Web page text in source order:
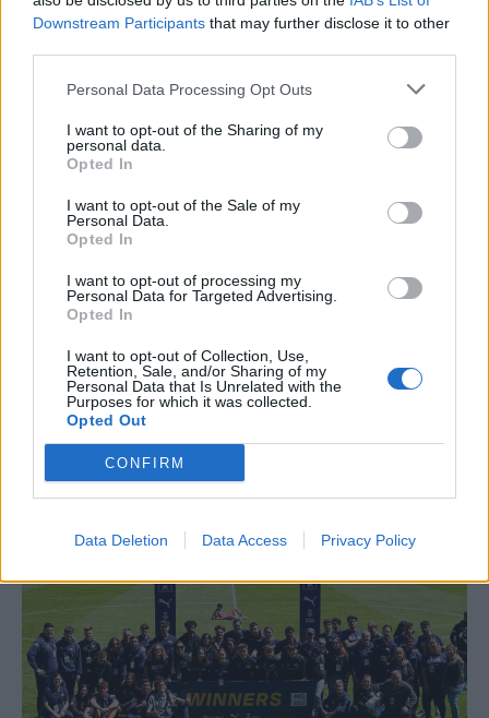
Downstream Participants that may further disclose it to other
Personal Data Processing Opt Outs
I want to opt-out of the Sharing of my
personal data.
Opted In
I want to opt-out of the Sale of my
Personal Data.
Opted In
I want to opt-out of processing my
Personal Data for Targeted Advertising.
Opted In
I want to opt-out of Collection, Use,
Retention, Sale, and/or Sharing of my
Personal Data that Is Unrelated with the
Purposes for which it was collected.
Opted Out
CONFIRM
Data Deletion Data Access Privacy Policy
La Woman’s Champions Cup en la cinquena
Redacció - abril 7, 2026
La derrota a Vilafranca certifica el descens
virtual del Tortosa Ebre
març 31, 2026